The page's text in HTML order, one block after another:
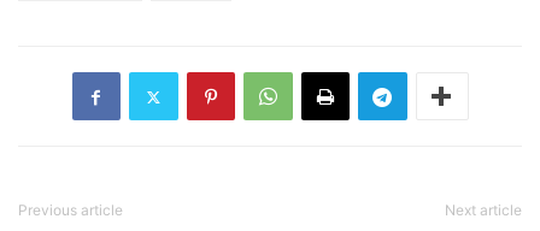
Previous article Next article